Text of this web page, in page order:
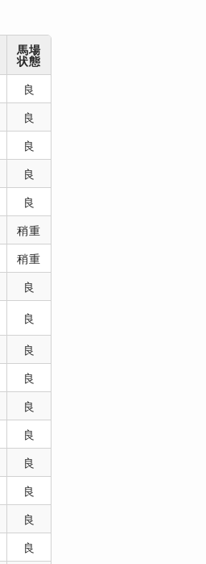
馬場
状態
良
良
良
良
良
稍重
稍重
良
良
良
良
良
良
良
良
良
良